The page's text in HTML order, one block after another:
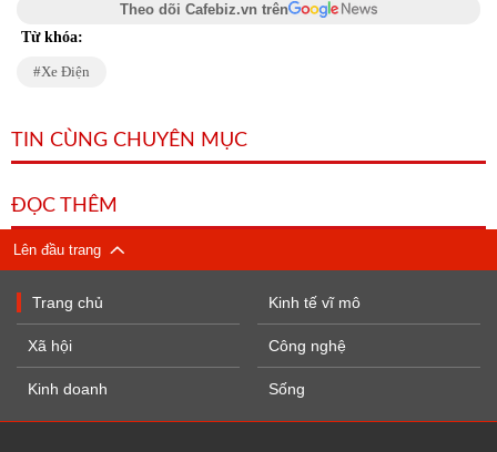
Theo dõi Cafebiz.vn trên
Từ khóa:
Xe Điện
TIN CÙNG CHUYÊN MỤC
ĐỌC THÊM
Lên đầu trang
Trang chủ
Xã hội
Kinh doanh
Kinh tế vĩ mô
Công nghệ
Sống